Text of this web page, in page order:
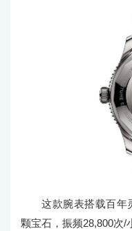
这款腕表搭载百年
颗宝石，振频28,800次/